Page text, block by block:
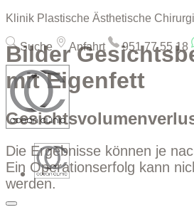
Klinik Plastische Ästhetische
Suche Anfahrt 951 77 55 18
Bilder
mit Eigenfett
Die Ergebnisse können je
Ein Operationserfolg kann
werden.